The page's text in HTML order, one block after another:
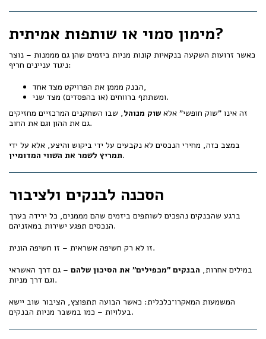
מימון סמוי או שותפות אמיתית?
כאשר זרועות השקעה בנקאיות קונות מניות ביזמים שהן גם מממנות – נוצר
ניגוד עניינים חריף:
הבנק מממן את הפרויקט מצד אחד,
ומשתתף ברווחים (או בהפסדים) מצד שני.
זה אינו "שוק חופשי" אלא שוק מנוהל, שבו השחקנים המרכזיים מחזיקים
גם את ההון וגם את החוב.
במצב כזה, מחירי הנכסים לא נקבעים על ידי ביקוש והיצע, אלא על ידי
תמריץ לשמר את השווי המדומיין.
הסכנה לבנקים ולציבור
ברגע שהבנקים נהפכים לשותפים ביזמים שהם מממנים, כל ירידה בערך
הנכסים תפגע ישירות במאזניהם.
זו לא רק חשיפה אשראית – זו חשיפה הונית.
במילים אחרות, הבנקים "מכפילים" את הסיכון שלהם – גם דרך האשראי
וגם דרך מניות.
המשמעות המאקרו־כלכלית: כאשר הבועה תתפוצץ, הציבור שוב יישא
בעלויות – כמו במשבר מניות הבנקים.